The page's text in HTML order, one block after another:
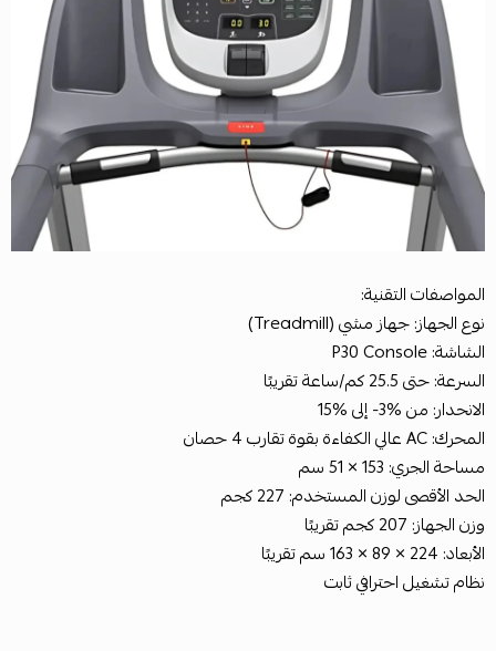
المواصفات التقنية:
نوع الجهاز: جهاز مشي (Treadmill)
الشاشة: P30 Console
السرعة: حتى 25.5 كم/ساعة تقريبًا
الانحدار: من ‎-3%‎ إلى ‎15%‎
المحرك: AC عالي الكفاءة بقوة تقارب 4 حصان
مساحة الجري: 153 × 51 سم
الحد الأقصى لوزن المستخدم: 227 كجم
وزن الجهاز: 207 كجم تقريبًا
الأبعاد: 224 × 89 × 163 سم تقريبًا
نظام تشغيل احترافي ثابت